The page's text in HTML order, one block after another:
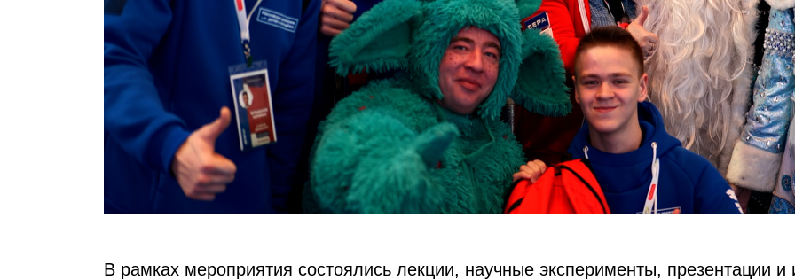
В рамках мероприятия состоялись лекции, научные эксперименты, презентации